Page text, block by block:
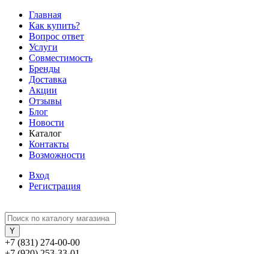
Главная
Как купить?
Вопрос ответ
Услуги
Совместимость
Бренды
Доставка
Акции
Отзывы
Блог
Новости
Каталог
Контакты
Возможности
Вход
Регистрация
+7 (831) 274-00-00